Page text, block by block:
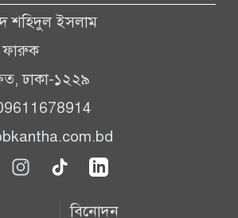
শহিদুল ইসলাম
ফারুক
ঢাকা-১২২৯
বিনোদন